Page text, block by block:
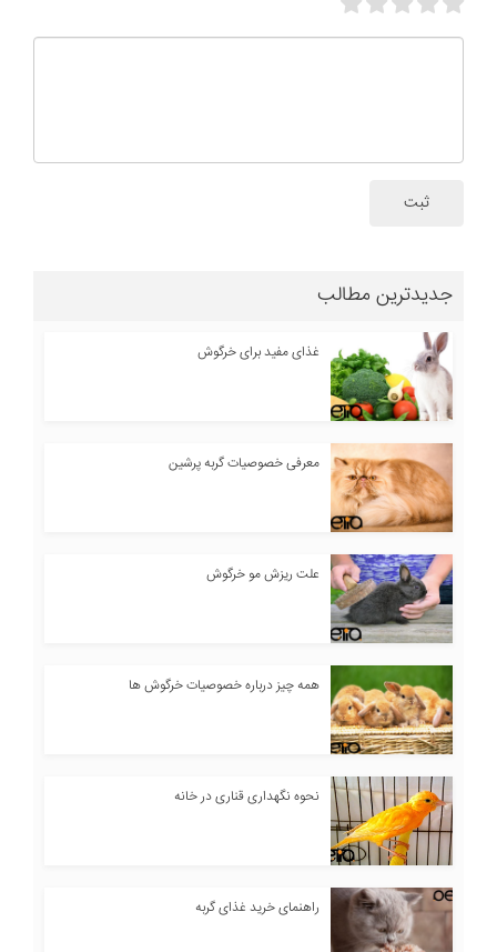
ثبت
جدیدترین مطالب
غذای مفید برای خرگوش
معرفی خصوصیات گربه پرشین
علت ریزش مو خرگوش
همه چیز درباره خصوصیات خرگوش ها
نحوه نگهداری قناری در خانه
راهنمای خرید غذای گربه